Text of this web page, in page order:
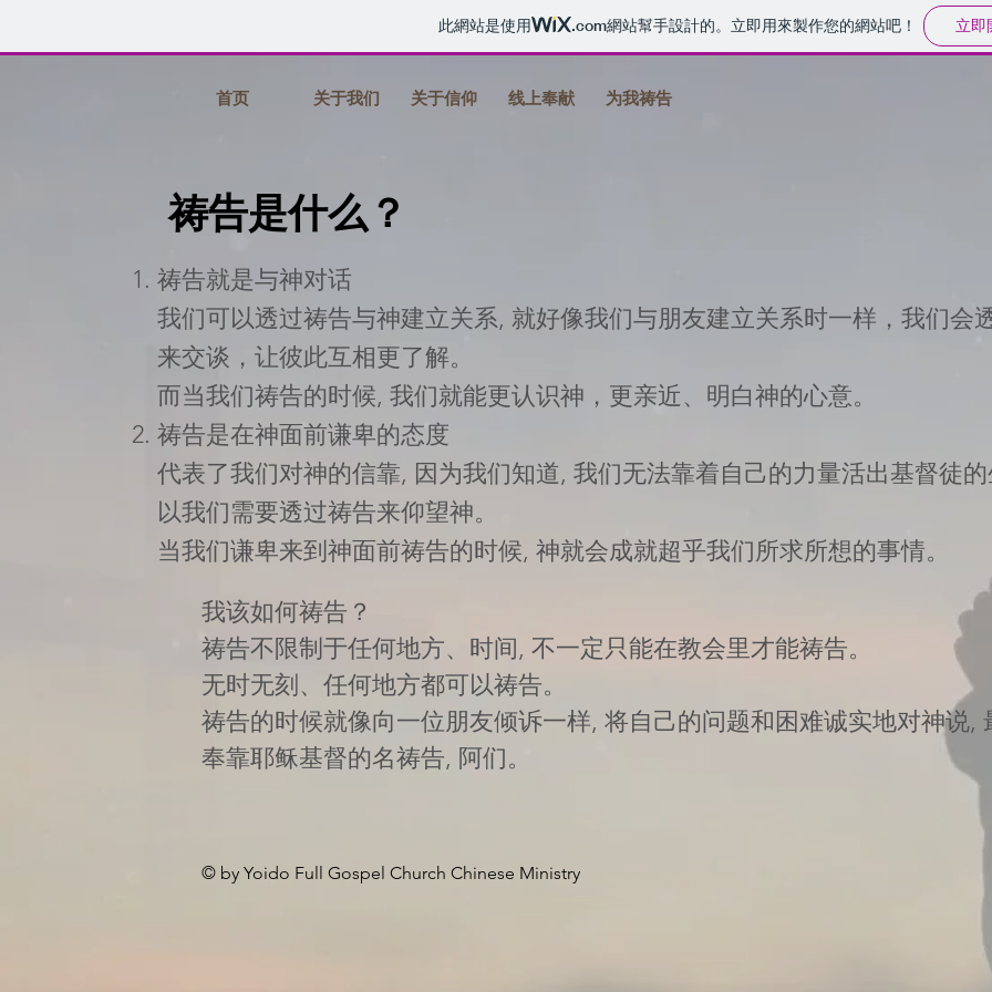
此網站是使用 .com網站幫手設計的。立即用來製作您的網站吧！ 立即
首页 关于我们 关于信仰 线上奉献 为我祷告
祷告是什么？
祷告就是与神对话
我们可以透过祷告与神建立关系, 就好像我们与朋友建立关系时一样，我们会
来交谈，让彼此互相更了解。
而当我们祷告的时候, 我们就能更认识神，更亲近、明白神的心意。
祷告是在神面前谦卑的态度
代表了我们对神的信靠, 因为我们知道, 我们无法靠着自己的力量活出基督徒
以我们需要透过祷告来仰望神。
当我们谦卑来到神面前祷告的时候, 神就会成就超乎我们所求所想的事情。
我该如何祷告？
祷告不限制于任何地方、时间, 不一定只能在教会里才能祷告。
无时无刻、任何地方都可以祷告。
祷告的时候就像向一位朋友倾诉一样, 将自己的问题和困难诚实地对神说,
奉靠耶稣基督的名祷告, 阿们。
© by Yoido Full Gospel Church Chinese Ministry